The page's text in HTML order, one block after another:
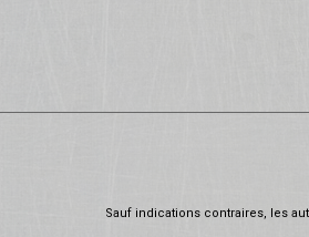
Sauf indications contraires, les